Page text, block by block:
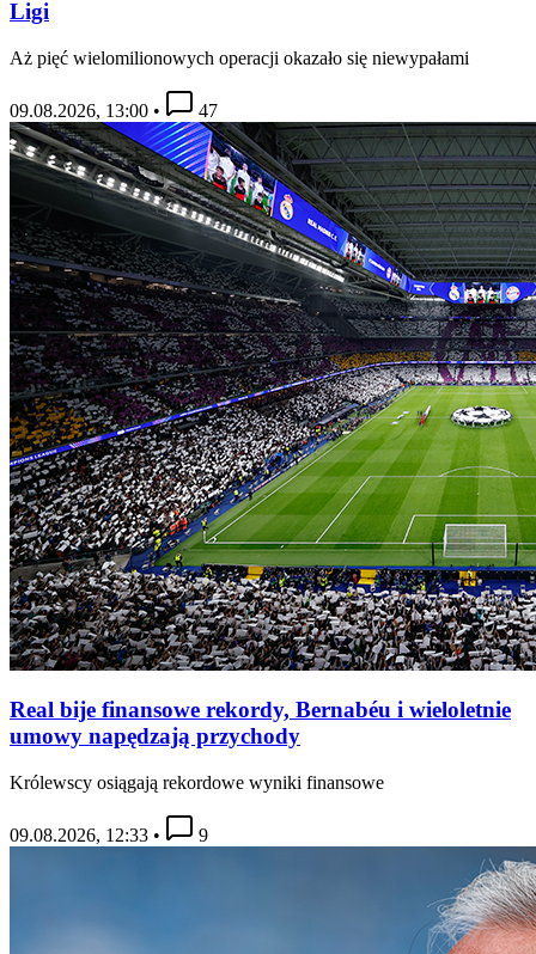
Ligi
Aż pięć wielomilionowych operacji okazało się niewypałami
09.08.2026, 13:00 • 47
Real bije finansowe rekordy, Bernabéu i wieloletnie
umowy napędzają przychody
Królewscy osiągają rekordowe wyniki finansowe
09.08.2026, 12:33 • 9